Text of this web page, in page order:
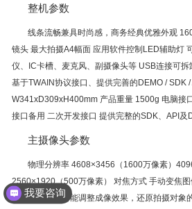
整机参数
线条流畅兼具时尚感，商务经典优雅外观
镜头 最大拍摄A4幅面 应用软件控制LED辅助灯
仪、IC卡槽、麦克风、副摄像头等 USB连接可
基于TWAIN协议接口、提供完善的DEMO / SDK
W341xD309xH400mm 产品重量 1500g 电脑接
接口备用 二次开发接口 提供完整的SDK、API及
主摄像头参数
物理分辨率 4608×3456（1600万像素）
2560×1920（500万像素） 对焦方式 手动变焦
像处理芯片，智能调整成像效果，还原拍摄对象
我要咨询